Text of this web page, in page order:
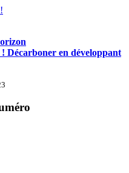
Décarboner en développant